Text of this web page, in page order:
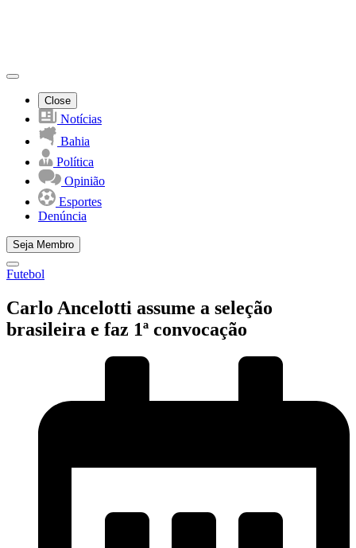
Close
Notícias
Bahia
Política
Opinião
Esportes
Denúncia
Seja Membro
Futebol
Carlo Ancelotti assume a seleção
brasileira e faz 1ª convocação